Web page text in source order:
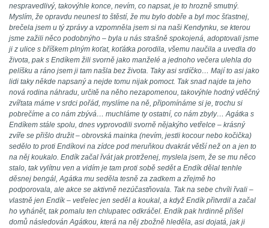
nespravedlivý, takovýhle konce, nevím, co napsat, je to hrozně smutný.
Myslím, že opravdu neunesl to štěstí, že mu bylo dobře a byl moc šťastnej,
brečela jsem u tý zprávy a vzpomněla jsem si na naši Kendynku, se kterou
jsme zažili něco podobnýho – byla u nás strašně spokojená, adoptovali jsme
ji z ulice s bříškem plným koťat, koťátka porodila, všemu naučila a uvedla do
života, pak s Endíkem žili svorně jako manželé a jednoho večera ulehla do
pelíšku a ráno jsem ji tam našla bez života. Taky asi srdíčko… Mají to asi jako
lidi taky někde napsaný a nejde tomu nijak pomoct. Tak snad najde ta jeho
nová rodina náhradu, určitě na něho nezapomenou, takovýhle hodný vděčný
zvířtata máme v srdci pořád, myslíme na ně, připomínáme si je, trochu si
pobrečíme a co nám zbývá… muchláme ty ostatní, co nám zbyly… Agátka s
Endíkem stále spolu, dnes vyprovodili svorně nějakýho vetřelce – krásný
zvíře se přišlo družit – obrovská mainka (nevím, jestli kocour nebo kočička)
sedělo to proti Endíkovi na zídce pod meruňkou dvakrát větší než on a jen to
na něj koukalo. Endík začal řvát jak protrženej, myslela jsem, že se mu něco
stalo, tak vylítnu ven a vidím je tam proti sobě sedět a Endík dělal tenhle
děsnej bengál, Agátka mu seděla tesně za zadkem a zřejmě ho
podporovala, ale akce se aktivně nezúčastňovala. Tak na sebe chvíli řvali –
vlastně jen Endík – vetřelec jen seděl a koukal, a když Endík přitvrdil a začal
ho vyhánět, tak pomalu ten chlupatec odkráčel. Endík pak hrdinně přišel
domů následován Agátkou, která na něj zbožně hleděla, asi dojatá, jak ji